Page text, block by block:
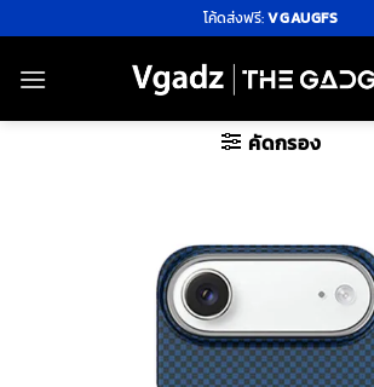
ไป
ยัง
โค้ดส่งฟรี:VGAUGFS
คัดกรอง